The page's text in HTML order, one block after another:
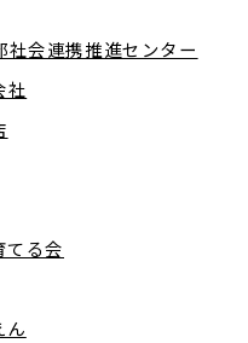
会連携推進センター
社
る会
ん